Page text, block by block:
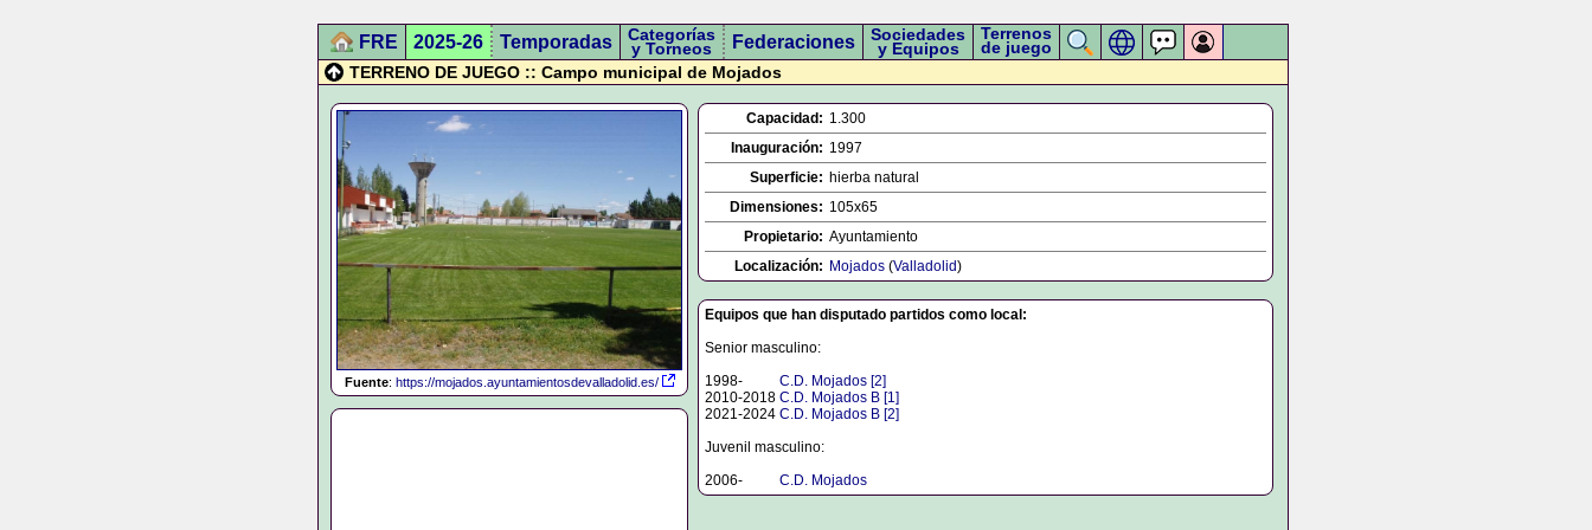
FRE 2025-26 Temporadas Categorías
y Torneos Federaciones Sociedades
y Equipos
Terrenos
de juego
TERRENO DE JUEGO :: Campo municipal de Mojados
Fuente: https://mojados.ayuntamientosdevalladolid.es/
Capacidad: 1.300
Inauguración: 1997
Superficie: hierba natural
Dimensiones: 105x65
Propietario: Ayuntamiento
Localización: Mojados (Valladolid)
Equipos que han disputado partidos como local:
Senior masculino:
1998-
C.D. Mojados [2]
2010-2018 C.D. Mojados B [1]
2021-2024 C.D. Mojados B [2]
Juvenil masculino:
2006-
C.D. Mojados